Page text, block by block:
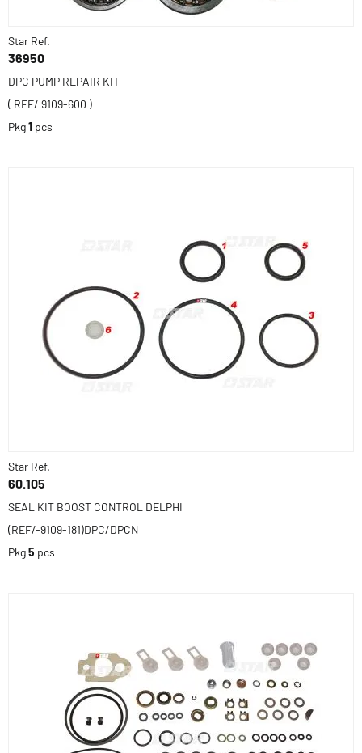
Star Ref.
36950
DPC PUMP REPAIR KIT
( REF/ 9109-600 )
Pkg1 pcs
Star Ref.
60.105
SEAL KIT BOOST CONTROL DELPHI
(REF/-9109-181)DPC/DPCN
Pkg5 pcs